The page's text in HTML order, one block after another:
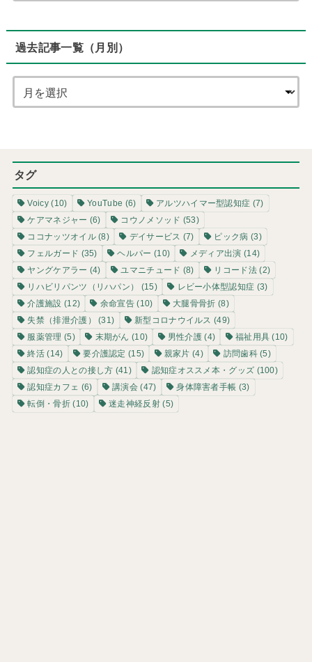
過去記事一覧（月別）
タグ
Voicy(10) YouTube (6) アルツハイマー型認知症 (7)
ケアマネジャー (6) コウノメソッド (53)
ココナッツオイル(8) デイサービス (7) ピック病 (3)
フェルガード (35) ヘルパー (10) メディア出演 (14)
ヤングケアラー (4) ユマニチュード (8) リコード法(2)
リハビリパンツ（リハパン）
(15) レビー小体型認知症 (3)
介護施設 (12) 余命宣告 (10) 大腿骨骨折 (8)
失禁（排泄介護）
(31) 新型コロナウイルス (49)
服薬管理 (5) 末期がん (10) 男性介護 (4) 福祉用具 (10)
終活 (14) 要介護認定 (15) 親家片 (4) 訪問歯科(5)
認知症の人との接し方 (41) 認知症オススメ本・グッズ (100)
認知症カフェ (6) 講演会 (47) 身体障害者手帳 (3)
転倒・骨折(10) 迷走神経反射(5)